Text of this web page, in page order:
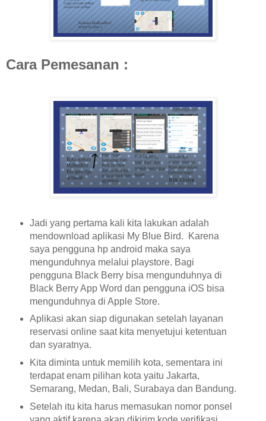
Cara Pemesanan :
Jadi yang pertama kali kita lakukan adalah
mendownload aplikasi My Blue Bird. Karena
saya pengguna hp android maka saya
mengunduhnya melalui playstore. Bagi
pengguna Black Berry bisa mengunduhnya di
Black Berry App Word dan pengguna iOS bisa
mengunduhnya di Apple Store.
Aplikasi akan siap digunakan setelah layanan
reservasi online saat kita menyetujui ketentuan
dan syaratnya.
Kita diminta untuk memilih kota, sementara ini
terdapat enam pilihan kota yaitu Jakarta,
Semarang, Medan, Bali, Surabaya dan Bandung.
Setelah itu kita harus memasukan nomor ponsel